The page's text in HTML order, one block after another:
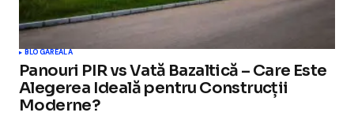
BLOGAREALA
Panouri PIR vs Vată Bazaltică – Care Este
Alegerea Ideală pentru Construcții
Moderne?